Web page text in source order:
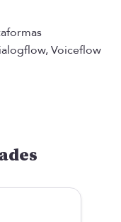
Voiceflow